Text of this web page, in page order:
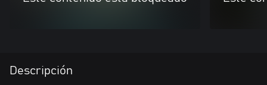
Descripción